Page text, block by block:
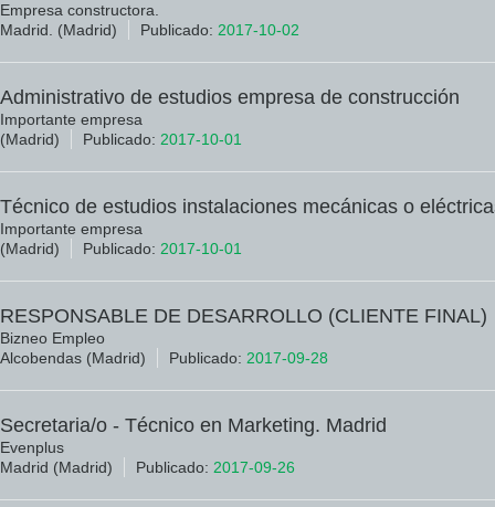
Empresa constructora.
Madrid. (Madrid)
Publicado: 2017-10-02
Administrativo de estudios empresa de construcción
Importante empresa
(Madrid)
Publicado: 2017-10-01
Técnico de estudios instalaciones mecánicas o
Importante empresa
(Madrid)
Publicado: 2017-10-01
RESPONSABLE DE DESARROLLO (CLIENTE FINAL)
Bizneo Empleo
Alcobendas (Madrid)
Publicado: 2017-09-28
Secretaria/o - Técnico en Marketing. Madrid
Evenplus
Madrid (Madrid)
Publicado: 2017-09-26